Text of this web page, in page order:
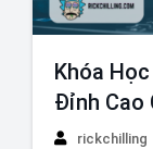
Khóa
Đỉnh Cao
rickchilling